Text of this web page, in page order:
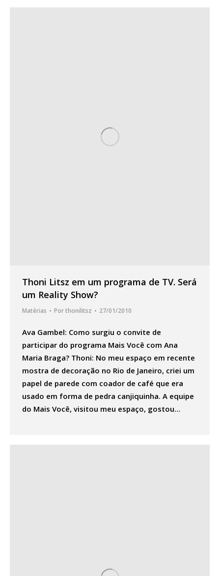
Thoni Litsz em um programa de TV. Será
um Reality Show?
Matérias Porthonilitsz 27/01/2010
Ava Gambel: Como surgiu o convite de
participar do programa Mais Você com Ana
Maria Braga? Thoni: No meu espaço em recente
mostra de decoração no Rio de Janeiro, criei um
papel de parede com coador de café que era
usado em forma de pedra canjiquinha. A equipe
do Mais Você, visitou meu espaço, gostou…